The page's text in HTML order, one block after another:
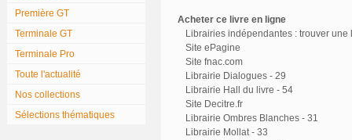
Première GT
Terminale GT
Terminale Pro
Toute l'actualité
Nos collections
Sélections thématiques
Acheter ce livre en ligne
Librairies indépendantes : trouver une
Site ePagine
Site fnac.com
Librairie Dialogues - 29
Librairie Hall du livre - 54
Site Decitre.fr
Librairie Ombres Blanches - 31
Librairie Mollat - 33